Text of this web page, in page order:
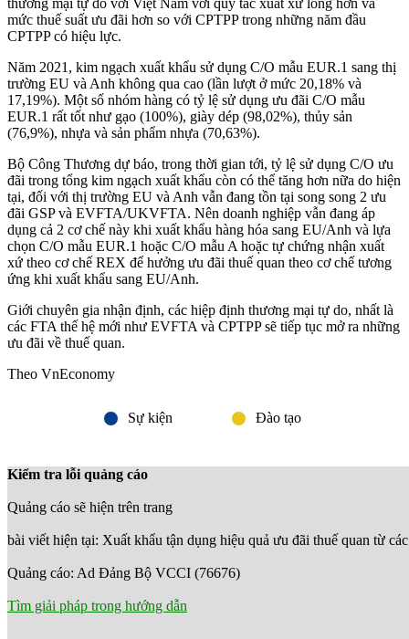
mức thuế suất ưu đãi hơn so với CPTPP trong những năm đầu
CPTPP có hiệu lực.
Năm 2021, kim ngạch xuất khẩu sử dụng C/O mẫu EUR.1 sang thị
trường EU và Anh không qua cao (lần lượt ở mức 20,18% và
17,19%). Một số nhóm hàng có tỷ lệ sử dụng ưu đãi C/O mẫu
EUR.1 rất tốt như gạo (100%), giày dép (98,02%), thủy sản
(76,9%), nhựa và sản phẩm nhựa (70,63%).
Bộ Công Thương dự báo, trong thời gian tới, tỷ lệ sử dụng C/O ưu
đãi trong tổng kim ngạch xuất khẩu còn có thể tăng hơn nữa do hiện
tại, đối với thị trường EU và Anh vẫn đang tồn tại song song 2 ưu
đãi GSP và EVFTA/UKVFTA. Nên doanh nghiệp vẫn đang áp
dụng cả 2 cơ chế này khi xuất khẩu hàng hóa sang EU/Anh và lựa
chọn C/O mẫu EUR.1 hoặc C/O mẫu A hoặc tự chứng nhận xuất
xứ theo cơ chế REX để hưởng ưu đãi thuế quan theo cơ chế tương
ứng khi xuất khẩu sang EU/Anh.
Giới chuyên gia nhận định, các hiệp định thương mại tự do, nhất là
các FTA thế hệ mới như EVFTA và CPTPP sẽ tiếp tục mở ra những
ưu đãi về thuế quan.
Theo VnEconomy
Sự kiện Đào tạo
Kiểm tra lỗi quảng cáo
Quảng cáo sẽ hiện trên trang
bài viết hiện tại: Xuất khẩu tận dụng hiệu quả ưu đãi thuế quan từ
Quảng cáo: Ad Đảng Bộ VCCI (76676)
Tìm giải pháp trong hướng dẫn